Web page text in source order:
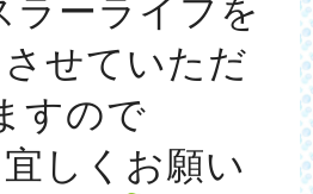
ラーライフを
せていただ
すので
しくお願い